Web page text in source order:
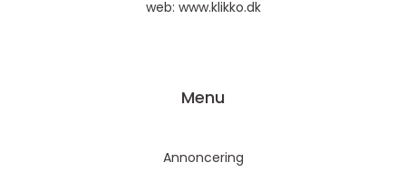
web: www.klikko.dk
Menu
Annoncering